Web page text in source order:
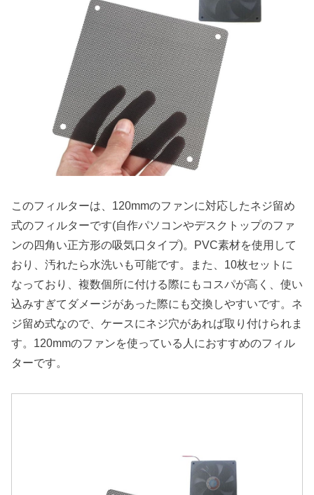
このフィルターは、120mmのファンに対応したネジ留め
式のフィルターです(自作パソコンやデスクトップのファ
ンの四角い正方形の吸気口タイプ)。PVC素材を使用して
おり、汚れたら水洗いも可能です。また、10枚セットに
なっており、複数個所に付ける際にもコスパが高く、使い
込みすぎてダメージがあった際にも交換しやすいです。ネ
ジ留め式なので、ケースにネジ穴があれば取り付けられま
す。120mmのファンを使っている人におすすめのフィル
ターです。